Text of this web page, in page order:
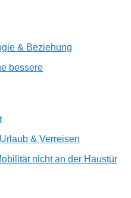
& Beziehung
bessere
Urlaub & Verreisen
nicht an der Haustür